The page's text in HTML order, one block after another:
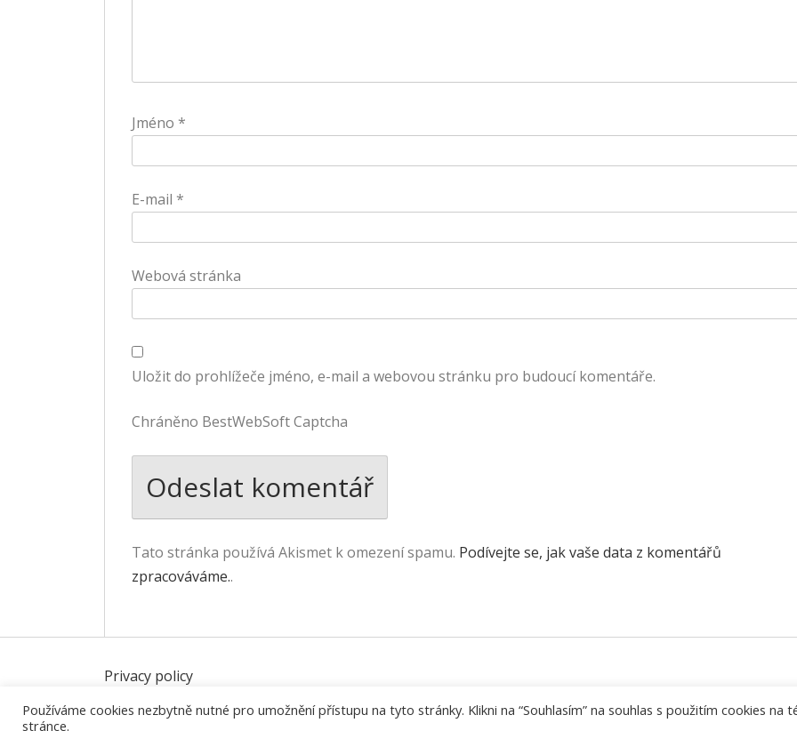
Jméno *
E-mail *
Webová stránka
Uložit do prohlížeče jméno, e-mail a webovou stránku pro budoucí komentáře.
Chráněno BestWebSoft Captcha
Tato stránka používá Akismet k omezení spamu. Podívejte se, jak vaše data z komentářů
zpracováváme..
Privacy policy
Používáme cookies nezbytně nutné pro umožnění přístupu na tyto stránky. Klikni na “Souhlasím” na souhlas s použitím cookies na
stránce.